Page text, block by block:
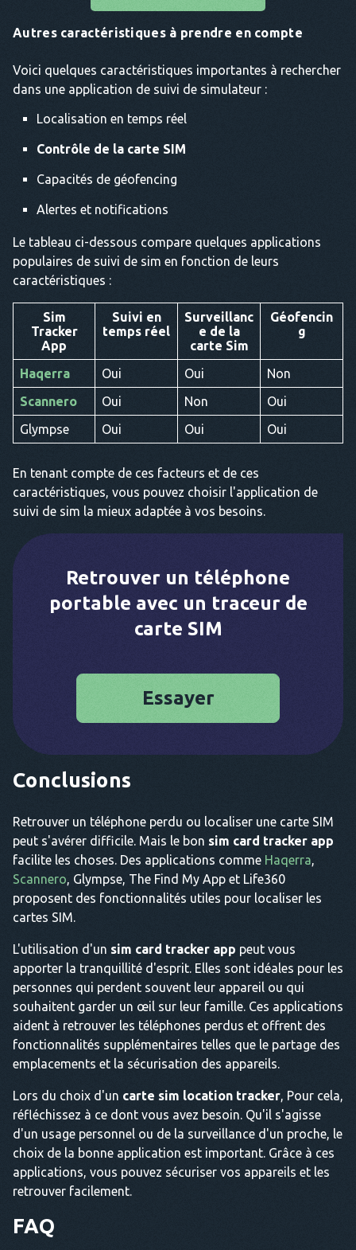
Autres caractéristiques à prendre en compte
Voici quelques caractéristiques importantes à rechercher
dans une application de suivi de simulateur :
Localisation en temps réel
Contrôle de la carte SIM
Capacités de géofencing
Alertes et notifications
Le tableau ci-dessous compare quelques applications
populaires de suivi de sim en fonction de leurs
caractéristiques :
Sim
Tracker
App
Suivi en
temps réel
Surveillanc
e de la
carte Sim
Géofencin
g
Haqerra Oui Oui
Non
Scannero
Oui Non
Oui
Glympse
Oui Oui Oui
En tenant compte de ces facteurs et de ces
caractéristiques, vous pouvez choisir l'application de
suivi de sim la mieux adaptée à vos besoins.
Retrouver un téléphone
portable avec un traceur de
carte SIM
Essayer
Conclusions
Retrouver un téléphone perdu ou localiser une carte SIM
peut s'avérer difficile. Mais le bon sim card tracker app
facilite les choses. Des applications comme Haqerra,
Scannero, Glympse, The Find My App et Life360
proposent des fonctionnalités utiles pour localiser les
cartes SIM.
L'utilisation d'un sim card tracker app peut vous
apporter la tranquillité d'esprit. Elles sont idéales pour les
personnes qui perdent souvent leur appareil ou qui
souhaitent garder un œil sur leur famille. Ces applications
aident à retrouver les téléphones perdus et offrent des
fonctionnalités supplémentaires telles que le partage des
emplacements et la sécurisation des appareils.
Lors du choix d'un carte sim location tracker, Pour cela,
réfléchissez à ce dont vous avez besoin. Qu'il s'agisse
d'un usage personnel ou de la surveillance d'un proche, le
choix de la bonne application est important. Grâce à ces
applications, vous pouvez sécuriser vos appareils et les
retrouver facilement.
FAQ